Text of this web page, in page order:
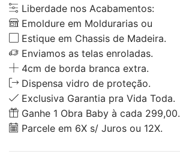
Liberdade nos Acabamentos:
Emoldure em Moldurarias ou
Estique em Chassis de Madeira.
Enviamos as telas enroladas.
4cm de borda branca extra.
Dispensa vidro de proteção.
Exclusiva Garantia pra Vida Toda.
Ganhe 1 Obra Baby à cada 299,00.
Parcele em 6X s/ Juros ou 12X.